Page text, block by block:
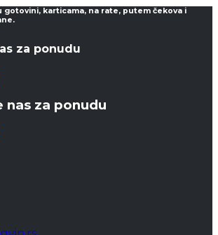
gotovini, karticama, na rate, putem čekova i
za ponudu
za ponudu